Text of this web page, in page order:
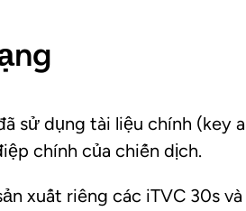
sử dụng tài liệu chính (key
chính của chiến dịch.
xuất riêng các iTVC 30s